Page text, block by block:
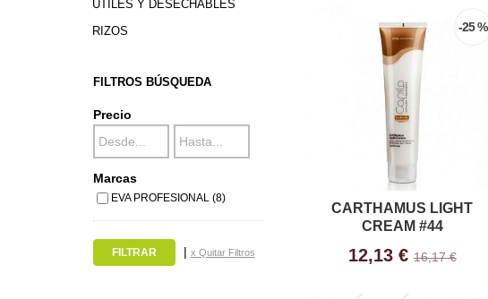
ÚTILES Y DESECHABLES
RIZOS
FILTROS BÚSQUEDA
Precio
Marcas
EVA PROFESIONAL (8)
| x Quitar Filtros
-25 %
CARTHAMUS LIGHT
CREAM #44
12,13 €16,17 €